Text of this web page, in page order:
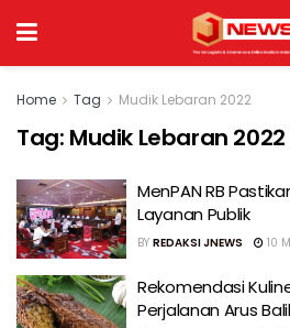
Home Tag Mudik Lebaran 2022
Tag: Mudik Lebaran 2022
MenPAN RB
Layanan Publik
BY REDAKSI JNEWS 10
Rekomendasi
Perjalanan Arus